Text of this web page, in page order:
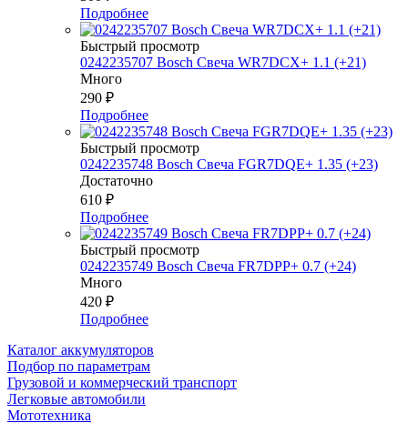
Подробнее
Быстрый просмотр
0242235707 Bosch Свеча WR7DCX+ 1.1 (+21)
Много
290 ₽
Подробнее
Быстрый просмотр
0242235748 Bosch Свеча FGR7DQE+ 1.35 (+23)
Достаточно
610 ₽
Подробнее
Быстрый просмотр
0242235749 Bosch Свеча FR7DPP+ 0.7 (+24)
Много
420 ₽
Подробнее
Каталог аккумуляторов
Подбор по параметрам
Грузовой и коммерческий транспорт
Легковые автомобили
Мототехника